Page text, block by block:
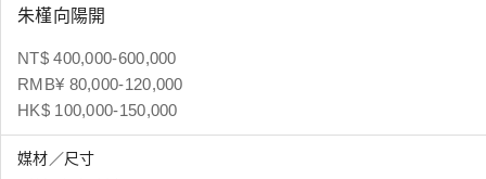
朱槿向陽開
NT$ 400,000-600,000
RMB¥ 80,000-120,000
HK$ 100,000-150,000
媒材／尺寸